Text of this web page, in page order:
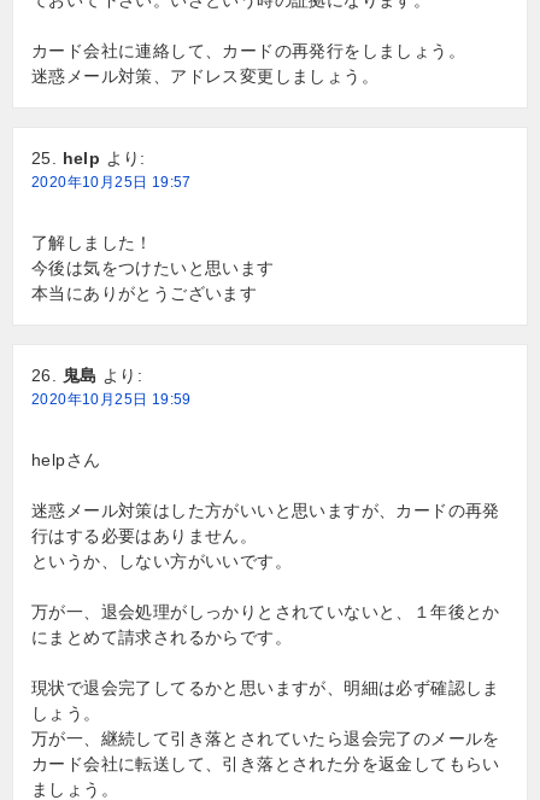
カード会社に連絡して、カードの再発行をしましょう。
迷惑メール対策、アドレス変更しましょう。
help より:
2020年10月25日 19:57
了解しました！
今後は気をつけたいと思います
本当にありがとうございます
鬼島 より:
2020年10月25日 19:59
helpさん
迷惑メール対策はした方がいいと思いますが、カードの再発
行はする必要はありません。
というか、しない方がいいです。
万が一、退会処理がしっかりとされていないと、１年後とか
にまとめて請求されるからです。
現状で退会完了してるかと思いますが、明細は必ず確認しま
しょう。
万が一、継続して引き落とされていたら退会完了のメールを
カード会社に転送して、引き落とされた分を返金してもらい
ましょう。